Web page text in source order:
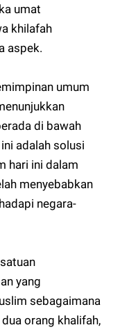
umat
khilafah
aspek.
umum
di bawah
adalah solusi
hari ini dalam
menyebabkan
negara-
yang
sebagaimana
orang khalifah,